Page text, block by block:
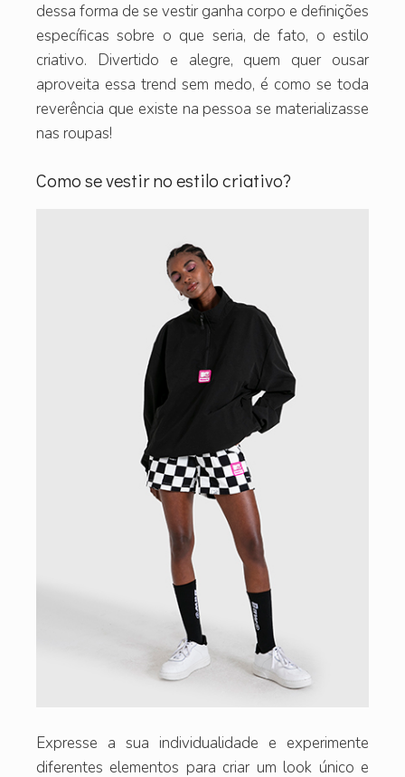
dessa forma de se vestir ganha corpo e definições
específicas sobre o que seria, de fato, o estilo
criativo. Divertido e alegre, quem quer ousar
aproveita essa trend sem medo, é como se toda
reverência que existe na pessoa se materializasse
nas roupas!
Como se vestir no estilo criativo?
Expresse a sua individualidade e experimente
diferentes elementos para criar um look único e